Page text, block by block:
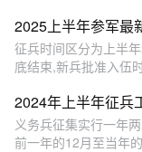
2025上半年参军最
征兵时间区分为上半
底结束,新兵批准入伍
2024年上半年征兵
义务兵征集实行一年
前一年的12月至当年